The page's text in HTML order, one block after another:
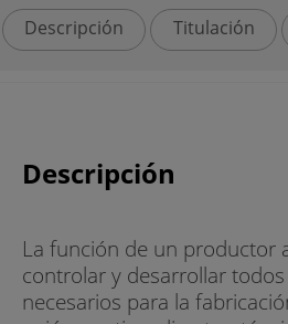
Descripción Titulación
Descripción
La función de un productor
controlar y desarrollar
necesarios para la